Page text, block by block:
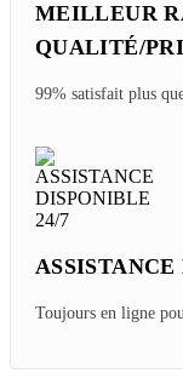
MEILLEUR
QUALITÉ/
99% satisfait plus
Toujours en ligne